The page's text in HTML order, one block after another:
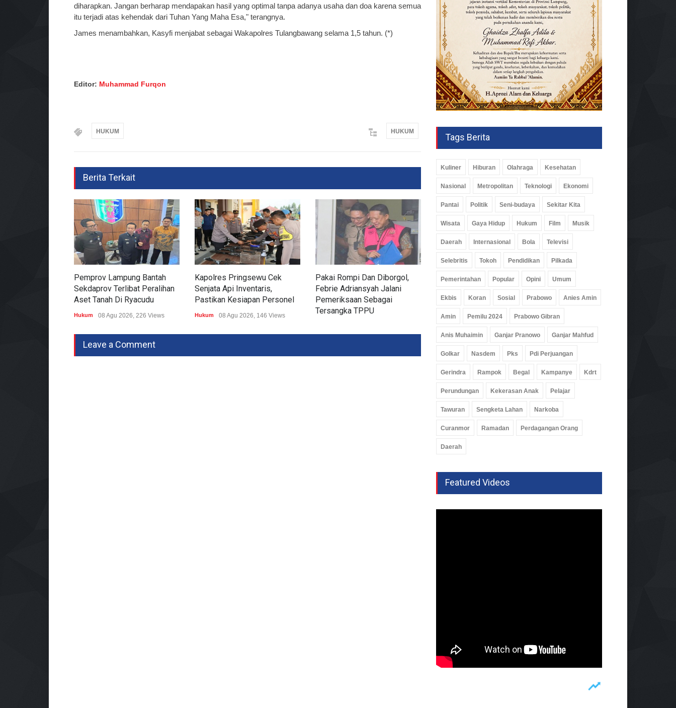
diharapkan. Jangan berharap mendapakan hasil yang optimal tanpa adanya usaha dan doa karena semua
itu terjadi atas kehendak dari Tuhan Yang Maha Esa," terangnya.
James menambahkan, Kasyfi menjabat sebagai Wakapolres Tulangbawang selama 1,5 tahun. (*)
Editor: Muhammad Furqon
HUKUM HUKUM
Berita Terkait
Pemprov Lampung Bantah
Sekdaprov Terlibat Peralihan
Aset Tanah Di Ryacudu
Hukum 08 Agu 2026, 226 Views
Kapolres Pringsewu Cek
Senjata Api Inventaris,
Pastikan Kesiapan Personel
Hukum 08 Agu 2026, 146 Views
Pakai Rompi Dan Diborgol,
Febrie Adriansyah Jalani
Pemeriksaan Sebagai
Tersangka TPPU
Polisi Temukan 995 Pucuk
Sekolah Swasta
Hukum 07 Agu 2026, 179 Views
Leave a Comment
Tags Berita
Kuliner Hiburan Olahraga Kesehatan
Nasional Metropolitan Teknologi Ekonomi
Pantai Politik Seni-budaya Sekitar Kita
Wisata Gaya Hidup Hukum Film Musik
Daerah Internasional Bola Televisi
Selebritis Tokoh Pendidikan Pilkada
Pemerintahan Popular Opini Umum
Ekbis Koran Sosial Prabowo Anies Amin
Amin Pemilu 2024 Prabowo Gibran
Anis Muhaimin Ganjar Pranowo Ganjar Mahfud
Golkar Nasdem Pks Pdi Perjuangan
Gerindra Rampok Begal Kampanye Kdrt
Perundungan Kekerasan Anak Pelajar
Tawuran Sengketa Lahan Narkoba
Curanmor Ramadan Perdagangan Orang
Daerah
Featured Videos